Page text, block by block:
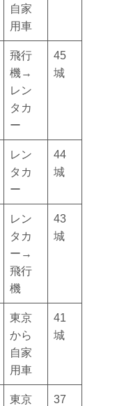
自家
用車
飛行
機→
レン
タカ
ー
45
城
レン
タカ
ー
44
城
レン
タカ
ー→
飛行
機
43
城
東京
から
自家
用車
41
城
東京
37